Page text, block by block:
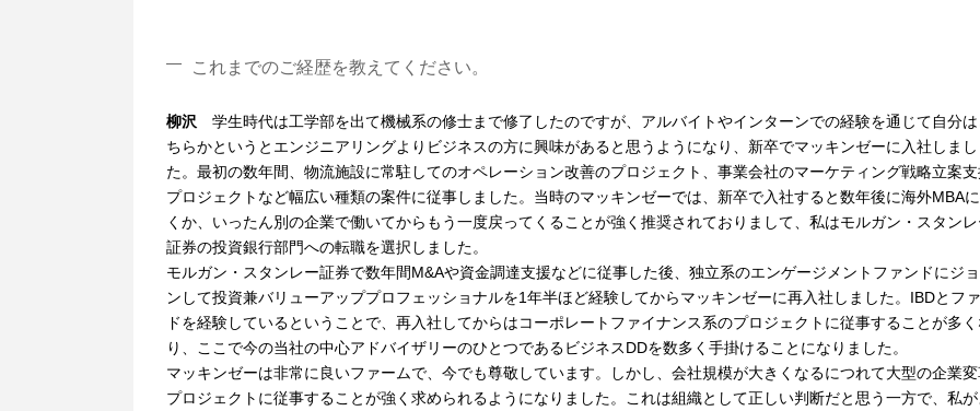
これまでのご経歴を教えてください。
柳沢
学生時代は工学部を出て機械系の修士まで修了したのですが、アルバイトやインターンでの経験を通じて自分
ちらかというとエンジニアリングよりビジネスの方に興味があると思うようになり、新卒でマッキンゼーに入社しまし
た。最初の数年間、物流施設に常駐してのオペレーション改善のプロジェクト、事業会社のマーケティング戦略立案支
プロジェクトなど幅広い種類の案件に従事しました。当時のマッキンゼーでは、新卒で入社すると数年後に海外MBA
くか、いったん別の企業で働いてからもう一度戻ってくることが強く推奨されておりまして、私はモルガン・スタンレ
証券の投資銀行部門への転職を選択しました。
モルガン・スタンレー証券で数年間M&Aや資金調達支援などに従事した後、独立系のエンゲージメントファンドにジ
ンして投資兼バリューアッププロフェッショナルを1年半ほど経験してからマッキンゼーに再入社しました。IBDとフ
ドを経験しているということで、再入社してからはコーポレートファイナンス系のプロジェクトに従事することが多く
り、ここで今の当社の中心アドバイザリーのひとつであるビジネスDDを数多く手掛けることになりました。
マッキンゼーは非常に良いファームで、今でも尊敬しています。しかし、会社規模が大きくなるにつれて大型の企業
プロジェクトに従事することが強く求められるようになりました。これは組織として正しい判断だと思う一方で、私が